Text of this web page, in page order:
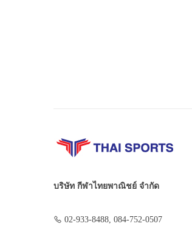
บริษัท กีฬาไทยพาณิชย์ จำกัด
02-933-8488, 084-752-0507